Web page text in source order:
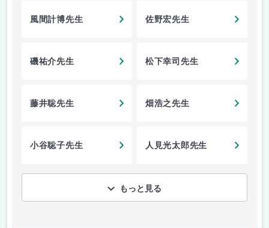
風間計博先生 佐野宏先生
磯祐介先生 松下幸司先生
藤井聡先生 畑浩之先生
小谷聡子先生 人見光太郎先生
もっと見る